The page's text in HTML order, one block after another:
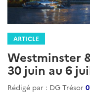
ARTICLE
Westminster
30 juin au 6
Rédigé par : DG Trésor